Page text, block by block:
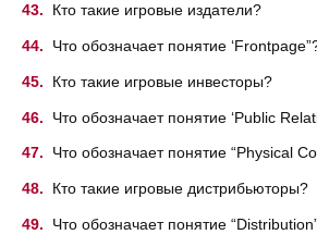
Кто такие игровые издатели?
Что обозначает понятие
Кто такие игровые инвесторы?
Что обозначает понятие ‘Public
Что обозначает понятие “Physical
Кто такие игровые дистрибьюторы?
Что обозначает понятие